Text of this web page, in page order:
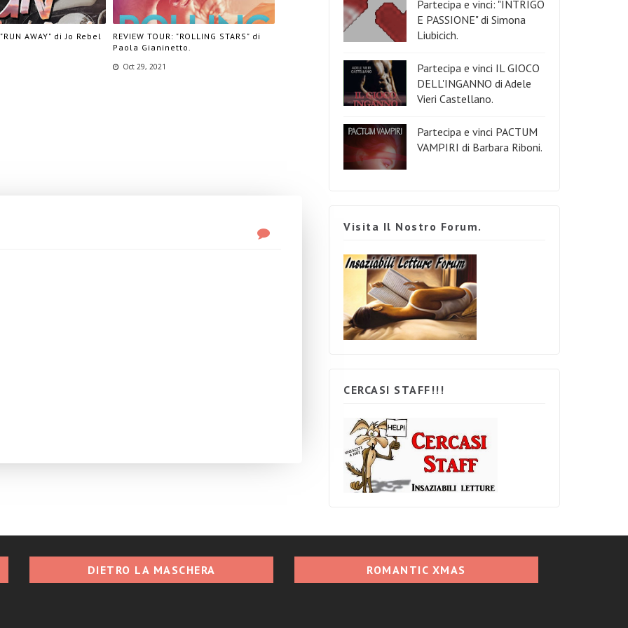
AWAY" di Jo Rebel
REVIEW TOUR: "ROLLING STARS" di
Paola Gianinetto.
Oct 29, 2021
Partecipa e vinci: "INTRIGO
E PASSIONE" di Simona
Liubicich.
Partecipa e vinci IL GIOCO
DELL'INGANNO di Adele
Vieri Castellano.
Partecipa e vinci PACTUM
VAMPIRI di Barbara Riboni.
Visita Il Nostro Forum.
CERCASI STAFF!!!
DIETRO LA MASCHERA ROMANTIC XMAS